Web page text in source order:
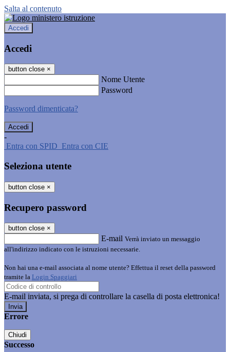
Salta al contenuto
Accedi
Accedi
button close ×
Nome Utente
Password
Password dimenticata?
-
Entra con SPID Entra con CIE
Seleziona utente
button close ×
Recupero password
button close ×
E-mail Verrà inviato un messaggio
all'indirizzo indicato con le istruzioni necessarie.
Non hai una e-mail associata al nome utente? Effettua il reset della password
tramite la Login Spaggiari
E-mail inviata, si prega di controllare la casella di posta elettronica!
Errore
Chiudi
Successo